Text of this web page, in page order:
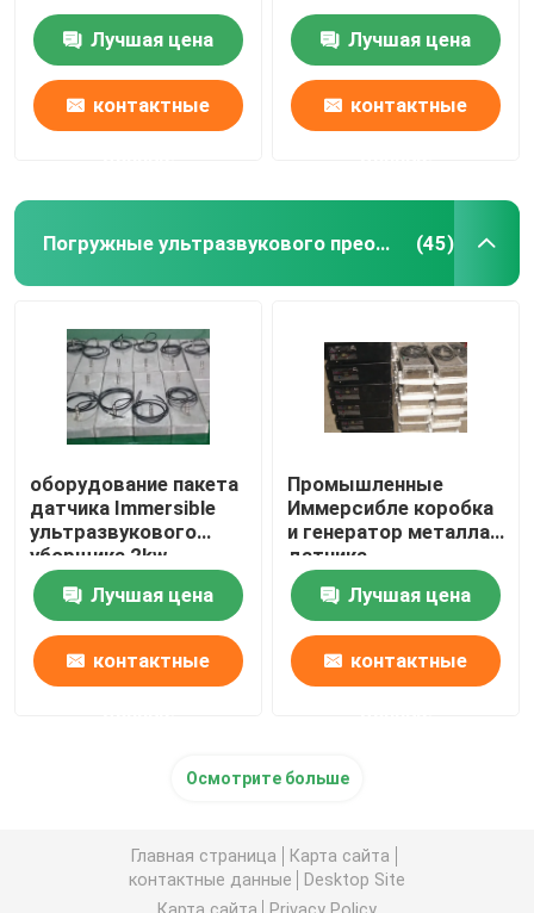
Лучшая цена
контактные
Лучшая цена
контактные
Погружные ультразвукового преобразователя (45)
оборудование пакета
датчика Immersible
ультразвукового
уборщика 2kw
пьезоэлектрическое
Лучшая цена
контактные
Промышленные
Иммерсибле коробка
и генератор металла
датчика
ультразвуковой
чисткиЛучшая цена
контактные
Осмотрите больше
Главная страница
Карта сайта
контактные данные
Desktop Site
Карта сайта
Privacy Policy